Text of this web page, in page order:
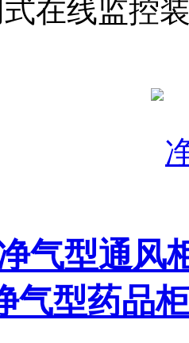
式在线监控
气型通风
气型药品柜